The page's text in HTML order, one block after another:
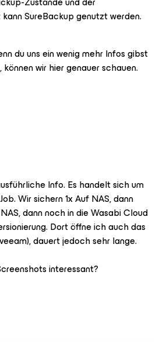
SureBackup genutzt werden.
du uns ein wenig mehr Infos gibst
wir hier genauer schauen.
Info. Es handelt sich um
Wir sichern 1x Auf NAS, dann
dann noch in die Wasabi Cloud
Dort öffne ich auch das
dauert jedoch sehr lange.
interessant?